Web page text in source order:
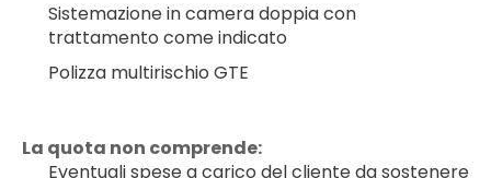
Sistemazione in camera doppia con
trattamento come indicato
Polizza multirischio GTE
﻿La quota non comprende:
Eventuali spese a carico del cliente da sostenere